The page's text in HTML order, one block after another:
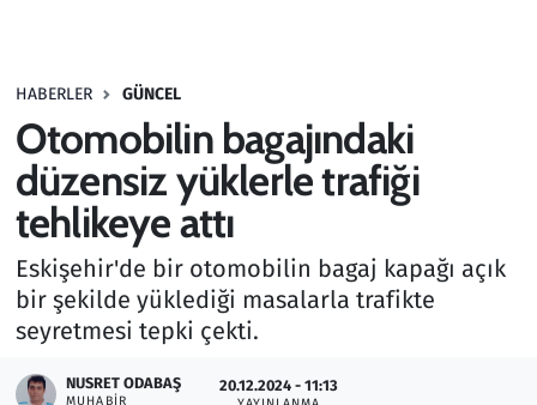
HABERLER GÜNCEL
Otomobilin bagajındaki
düzensiz yüklerle trafiği
tehlikeye attı
Eskişehir'de bir otomobilin bagaj kapağı açık
bir şekilde yüklediği masalarla trafikte
seyretmesi tepki çekti.
NUSRET ODABAŞ
MUHABIR
20.12.2024 - 11:13
Haber
Kültür Sanat
Kurumsal Haberler
Lezzet Durağı
Memur ve Kamu